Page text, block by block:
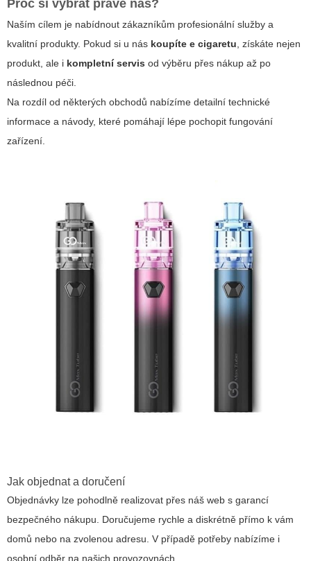
Proč si vybrat právě nás?
Naším cílem je nabídnout zákazníkům profesionální služby a
kvalitní produkty. Pokud si u nás koupíte e cigaretu, získáte nejen
produkt, ale i kompletní servis od výběru přes nákup až po
následnou péči.
Na rozdíl od některých obchodů nabízíme detailní technické
informace a návody, které pomáhají lépe pochopit fungování
zařízení.
Jak objednat a doručení
Objednávky lze pohodlně realizovat přes náš web s garancí
bezpečného nákupu. Doručujeme rychle a diskrétně přímo k vám
domů nebo na zvolenou adresu. V případě potřeby nabízíme i
osobní odběr na našich provozovnách.